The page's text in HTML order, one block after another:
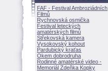
FAF - Festival Ambroziádních
Filmů
Rychnovská osmička
Festival leteckých
amatérských filmů
Střekovská kamera
Vysokovský kohout
Pardubický kraťas
Okem dobrodruha
Rodinné amatérské video -
Memoriál Zdeňka Kopky